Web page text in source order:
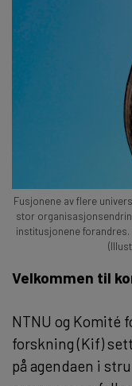
Fusjonene av flere
stor
institusjonene
Velkommen til
NTNU og Komité
forskning (Kif)
på agendaen i